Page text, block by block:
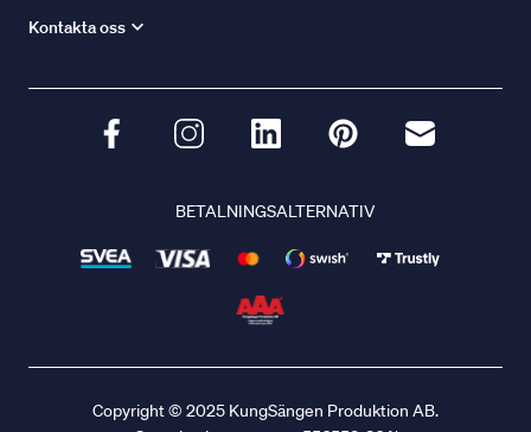
Kontakta oss
BETALNINGSALTERNATIV
Copyright © 2025 KungSängen Produktion AB.